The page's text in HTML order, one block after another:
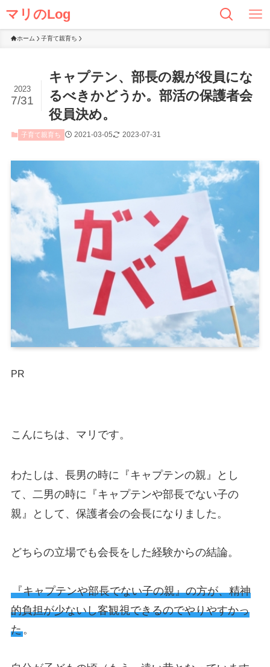
マリのLog
ホーム 子育て親育ち
キャプテン、部長の親が役員にな
るべきかどうか。部活の保護者会
役員決め。
2023
7/31
子育て親育ち 2021-03-05 2023-07-31
PR
こんにちは、マリです。
わたしは、長男の時に『キャプテンの親』とし
て、二男の時に『キャプテンや部長でない子の
親』として、保護者会の会長になりました。
どちらの立場でも会長をした経験からの結論。
『キャプテンや部長でない子の親』の方が、精神
的負担が少ないし客観視できるのでやりやすかっ
た。